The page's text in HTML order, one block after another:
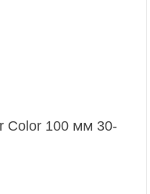
Color 100 мм 30-